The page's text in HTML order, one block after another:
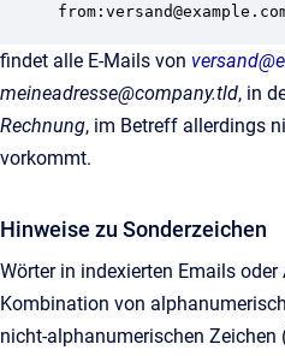
findet alle E-Mails von
meineadresse@company.tld, in
Rechnung, im Betreff allerdings
vorkommt.
Hinweise zu Sonderzeichen
Wörter in indexierten Emails
Kombination von
nicht-alphanumerischen Zeichen